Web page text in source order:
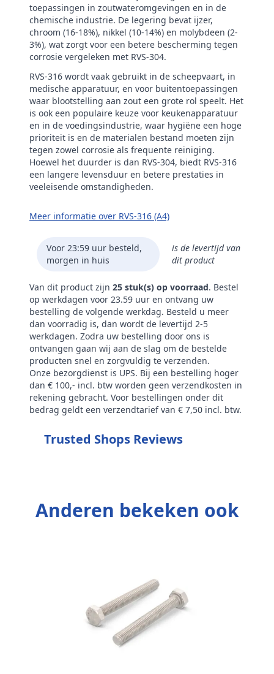
toepassingen in zoutwateromgevingen en in de
chemische industrie. De legering bevat ijzer,
chroom (16-18%), nikkel (10-14%) en molybdeen (2-
3%), wat zorgt voor een betere bescherming tegen
corrosie vergeleken met RVS-304.
RVS-316 wordt vaak gebruikt in de scheepvaart, in
medische apparatuur, en voor buitentoepassingen
waar blootstelling aan zout een grote rol speelt. Het
is ook een populaire keuze voor keukenapparatuur
en in de voedingsindustrie, waar hygiëne een hoge
prioriteit is en de materialen bestand moeten zijn
tegen zowel corrosie als frequente reiniging.
Hoewel het duurder is dan RVS-304, biedt RVS-316
een langere levensduur en betere prestaties in
veeleisende omstandigheden.
Meer informatie over RVS-316 (A4)
Voor 23:59 uur besteld,
morgen in huis
is de levertijd van
dit product
Van dit product zijn 25 stuk(s) op voorraad. Bestel
op werkdagen voor 23.59 uur en ontvang uw
bestelling de volgende werkdag. Besteld u meer
dan voorradig is, dan wordt de levertijd 2-5
werkdagen. Zodra uw bestelling door ons is
ontvangen gaan wij aan de slag om de bestelde
producten snel en zorgvuldig te verzenden.
Onze bezorgdienst is UPS. Bij een bestelling hoger
dan € 100,- incl. btw worden geen verzendkosten in
rekening gebracht. Voor bestellingen onder dit
bedrag geldt een verzendtarief van € 7,50 incl. btw.
Trusted Shops Reviews
Anderen bekeken ook